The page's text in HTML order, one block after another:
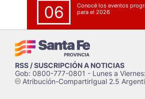
06
Conocé los eventos
para el 2026
RSS / SUSCRIPCIÓN A NOTICIAS
Gob: 0800-777-0801 - Lunes a
cAtribución-CompartirIgual 2.5